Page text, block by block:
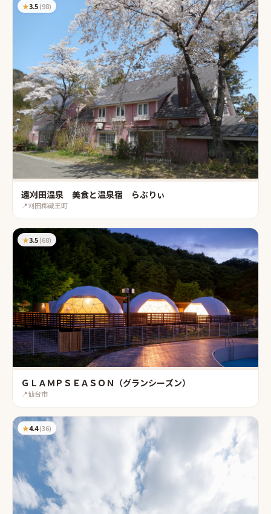
★3.5(98)
遠刈田温泉 美食と温泉宿 らぶりぃ
📍刈田郡蔵王町
★3.5(68)
ＧＬＡＭＰＳＥＡＳＯＮ（グランシーズン）
📍仙台市
★4.4(36)